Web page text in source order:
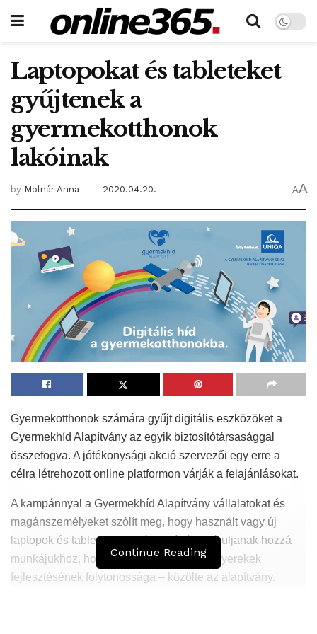
Laptopokat és tableteket
gyűjtenek a
gyermekotthonok
lakóinak
by Molnár Anna 2020.04.20. AA
Gyermekotthonok számára gyűjt digitális eszközöket a
Gyermekhíd Alapítvány az egyik biztosítótársasággal
összefogva. A jótékonysági akció szervezői egy erre a
célra létrehozott online platformon várják a felajánlásokat.
A kampánnyal a Gyermekhíd Alapítvány vállalatokat és
magánszemélyeket szólít meg, hogy használt vagy új
laptopok és tabletek adományozásával járuljanak hozzá
munkájukhoz, hogy ne szakadjon meg a gyerekek
fejlesztésének folytonossága – közölte az alapítvány.
Continue Reading